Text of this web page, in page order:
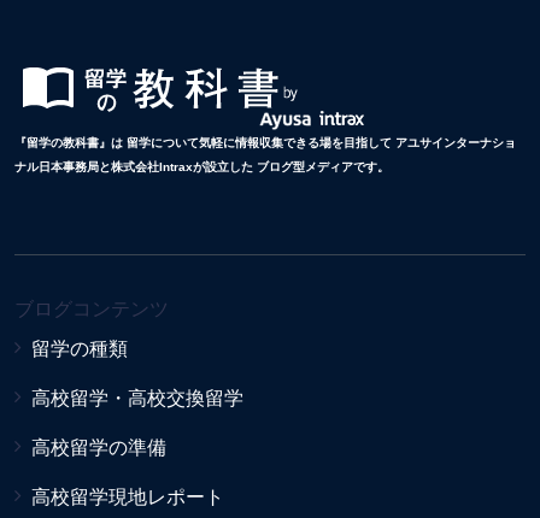
『留学の教科書』は 留学について気軽に情報収集できる場を目指して アユサインターナショ
ナル日本事務局と株式会社Intraxが設立した ブログ型メディアです。
ブログコンテンツ
留学の種類
高校留学・高校交換留学
高校留学の準備
高校留学現地レポート